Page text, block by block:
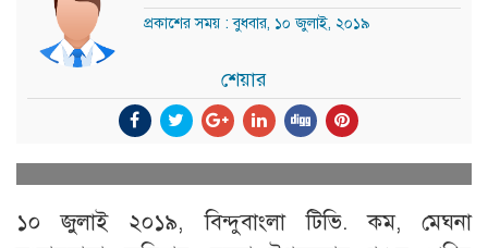
প্রকাশের সময় : বুধবার, ১০ জুলাই, ২০১৯
শেয়ার
১০ জুলাই ২০১৯, বিন্দুবাংলা টিভি. কম, মেঘনা